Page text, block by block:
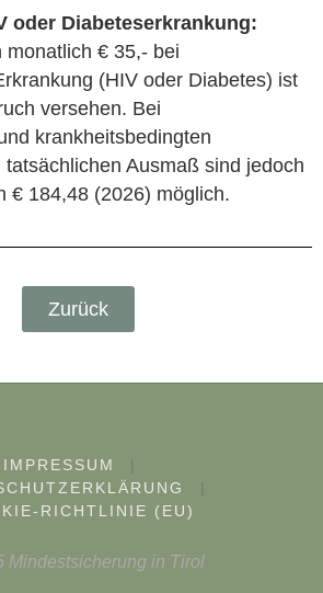
oder Diabeteserkrankung:
monatlich € 35,- bei
(HIV oder Diabetes) ist
versehen. Bei
krankheitsbedingten
Ausmaß sind jedoch
€ 184,48 (2026) möglich.
Zurück
IMPRESSUM
|
|
RICHTLINIE (EU)
Mindestsicherung in Tirol